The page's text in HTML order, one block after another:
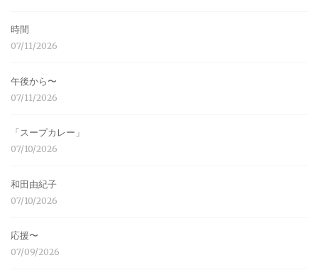
時間
07/11/2026
午後から〜
07/11/2026
「スープカレー」
07/10/2026
和田由紀子
07/10/2026
応援〜
07/09/2026